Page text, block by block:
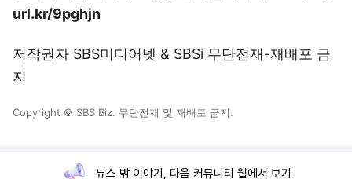
url.kr/9pghjn
저작권자 SBS미디어넷 & SBSi 무단전재-재배포 금
지
Copyright © SBS Biz. 무단전재 및 재배포 금지.
뉴스 밖 이야기, 다음 커뮤니티 웹에서 보기